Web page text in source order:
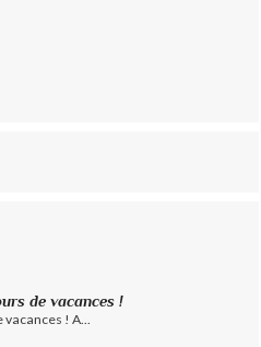
de vacances !
! A...